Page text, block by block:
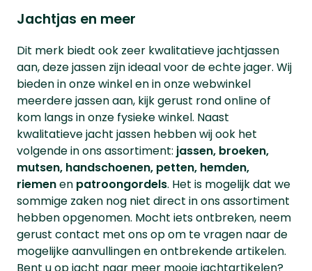
Jachtjas en meer
Dit merk biedt ook zeer kwalitatieve jachtjassen
aan, deze jassen zijn ideaal voor de echte jager. Wij
bieden in onze winkel en in onze webwinkel
meerdere jassen aan, kijk gerust rond online of
kom langs in onze fysieke winkel. Naast
kwalitatieve jacht jassen hebben wij ook het
volgende in ons assortiment: jassen, broeken,
mutsen, handschoenen, petten, hemden,
riemenen patroongordels. Het is mogelijk dat we
sommige zaken nog niet direct in ons assortiment
hebben opgenomen. Mocht iets ontbreken, neem
gerust contact met ons op om te vragen naar de
mogelijke aanvullingen en ontbrekende artikelen.